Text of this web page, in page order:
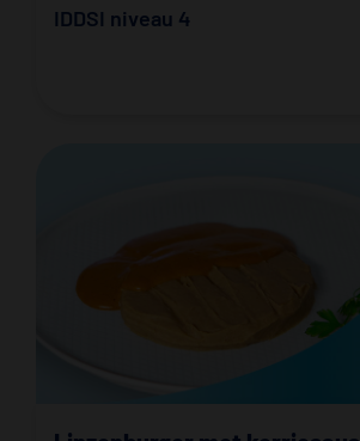
IDDSI niveau 4